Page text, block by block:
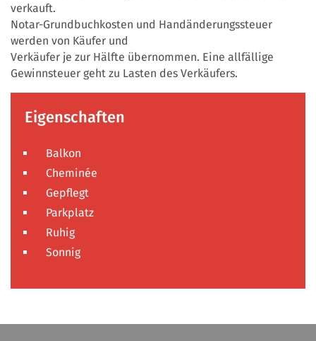
verkauft.
Notar-Grundbuchkosten und Handänderungssteuer
werden von Käufer und
Verkäufer je zur Hälfte übernommen. Eine allfällige
Gewinnsteuer geht zu Lasten des Verkäufers.
Eigenschaften
Balkon
Cheminée
Gepflegt
Parkplatz
Ruhig
Sonnig